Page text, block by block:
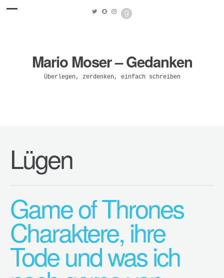
Mario Moser – Gedanken
Überlegen, zerdenken, einfach schreiben
Lügen
Game of Thrones
Charaktere, ihre
Tode und was ich